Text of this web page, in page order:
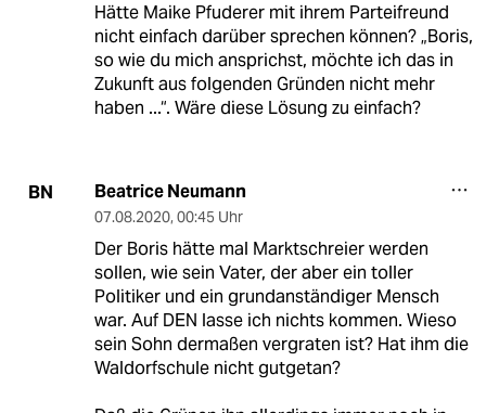
Hätte Maike Pfuderer mit ihrem Parteifreund
nicht einfach darüber sprechen können? „Boris,
so wie du mich ansprichst, möchte ich das in
Zukunft aus folgenden Gründen nicht mehr
haben ...“. Wäre diese Lösung zu einfach?
BN Beatrice Neumann
07.08.2020, 00:45 Uhr
Der Boris hätte mal Marktschreier werden
sollen, wie sein Vater, der aber ein toller
Politiker und ein grundanständiger Mensch
war. Auf DEN lasse ich nichts kommen. Wieso
sein Sohn dermaßen vergraten ist? Hat ihm die
Waldorfschule nicht gutgetan?